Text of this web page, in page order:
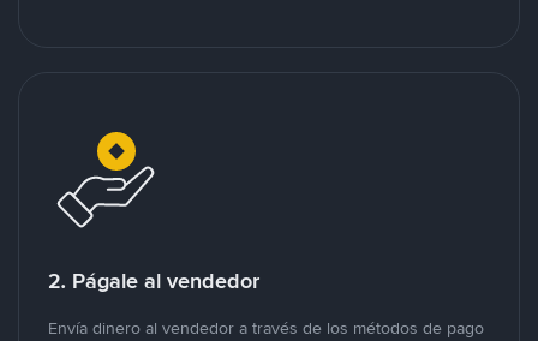
2. Págale al vendedor
Envía dinero al vendedor a través de los métodos de pago